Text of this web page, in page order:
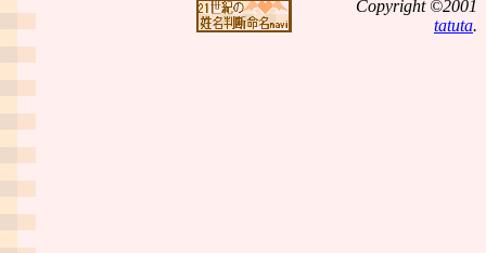
Copyright ©2001
tatuta.